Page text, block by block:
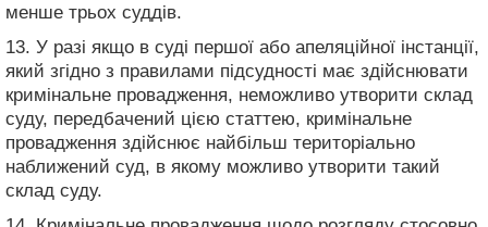
менше трьох суддів.
13. У разі якщо в суді першої або апеляційної інстанції,
який згідно з правилами підсудності має здійснювати
кримінальне провадження, неможливо утворити склад
суду, передбачений цією статтею, кримінальне
провадження здійснює найбільш територіально
наближений суд, в якому можливо утворити такий
склад суду.